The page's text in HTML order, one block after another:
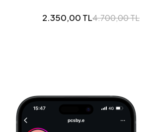
2.350,00 TL4.700,00 TL